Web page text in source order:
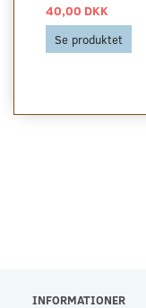
40,00 DKK
Se produktet
INFORMATIONER